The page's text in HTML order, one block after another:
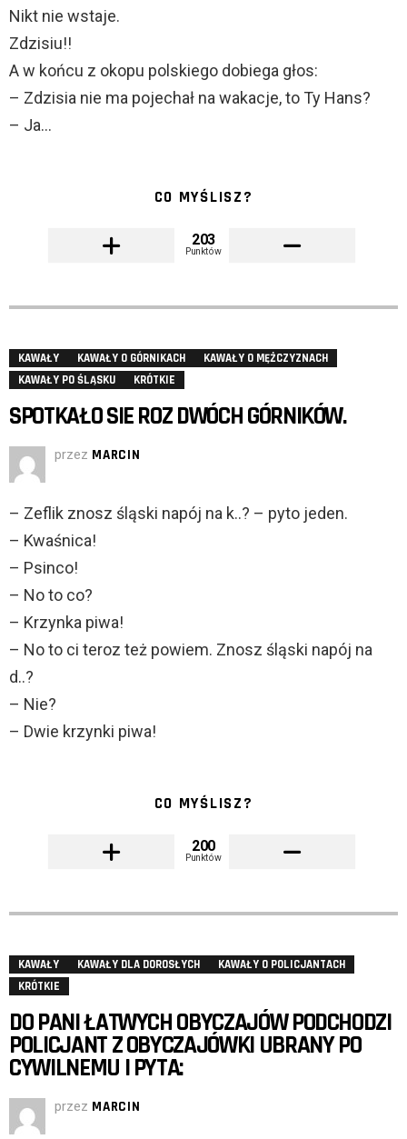
Nikt nie wstaje.
Zdzisiu!!
A w końcu z okopu polskiego dobiega głos:
– Zdzisia nie ma pojechał na wakacje, to Ty Hans?
– Ja…
CO MYŚLISZ?
203
Punktów
KAWAŁY KAWAŁY O GÓRNIKACH
KAWAŁY O MĘŻCZYZNACH
KAWAŁY PO ŚLĄSKU
KRÓTKIE
SPOTKAŁO SIE ROZ DWÓCH GÓRNIKÓW.
przez MARCIN
– Zeflik znosz śląski napój na k..? – pyto jeden.
– Kwaśnica!
– Psinco!
– No to co?
– Krzynka piwa!
– No to ci teroz też powiem. Znosz śląski napój na
d..?
– Nie?
– Dwie krzynki piwa!
CO MYŚLISZ?
200
Punktów
KAWAŁY KAWAŁY DLA DOROSŁYCH
KAWAŁY O POLICJANTACH
KRÓTKIE
DO PANI ŁATWYCH OBYCZAJÓW PODCHODZI
POLICJANT Z OBYCZAJÓWKI UBRANY PO
CYWILNEMU I PYTA:
przez MARCIN